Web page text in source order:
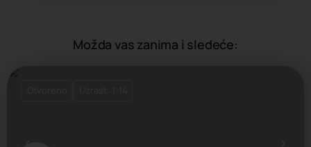
Možda vas zanima i sledeće: